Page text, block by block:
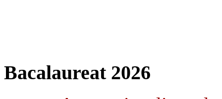
Bacalaureat 2026